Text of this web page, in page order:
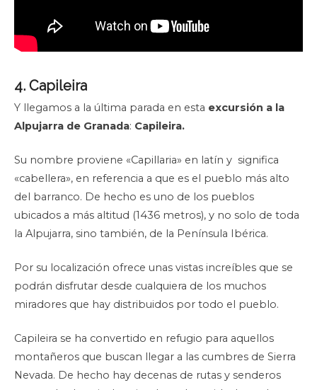
4. Capileira
Y llegamos a la última parada en esta excursión a la
Alpujarra de Granada: Capileira.
Su nombre proviene «Capillaria» en latín y significa
«cabellera», en referencia a que es el pueblo más alto
del barranco. De hecho es uno de los pueblos
ubicados a más altitud (1436 metros), y no solo de toda
la Alpujarra, sino también, de la Península Ibérica.
Por su localización ofrece unas vistas increíbles que se
podrán disfrutar desde cualquiera de los muchos
miradores que hay distribuidos por todo el pueblo.
Capileira se ha convertido en refugio para aquellos
montañeros que buscan llegar a las cumbres de Sierra
Nevada. De hecho hay decenas de rutas y senderos